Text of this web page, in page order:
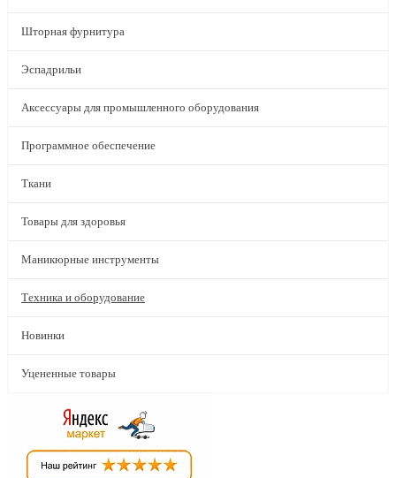
Шторная фурнитура
Эспадрильи
Аксессуары для промышленного оборудования
Программное обеспечение
Ткани
Товары для здоровья
Маникюрные инструменты
Техника и оборудование
Новинки
Уцененные товары